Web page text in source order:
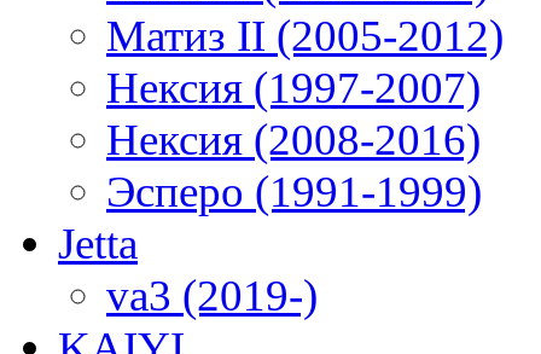
Матиз II (2005-2012)
Нексия (1997-2007)
Нексия (2008-2016)
Эсперо (1991-1999)
Jetta
va3 (2019-)